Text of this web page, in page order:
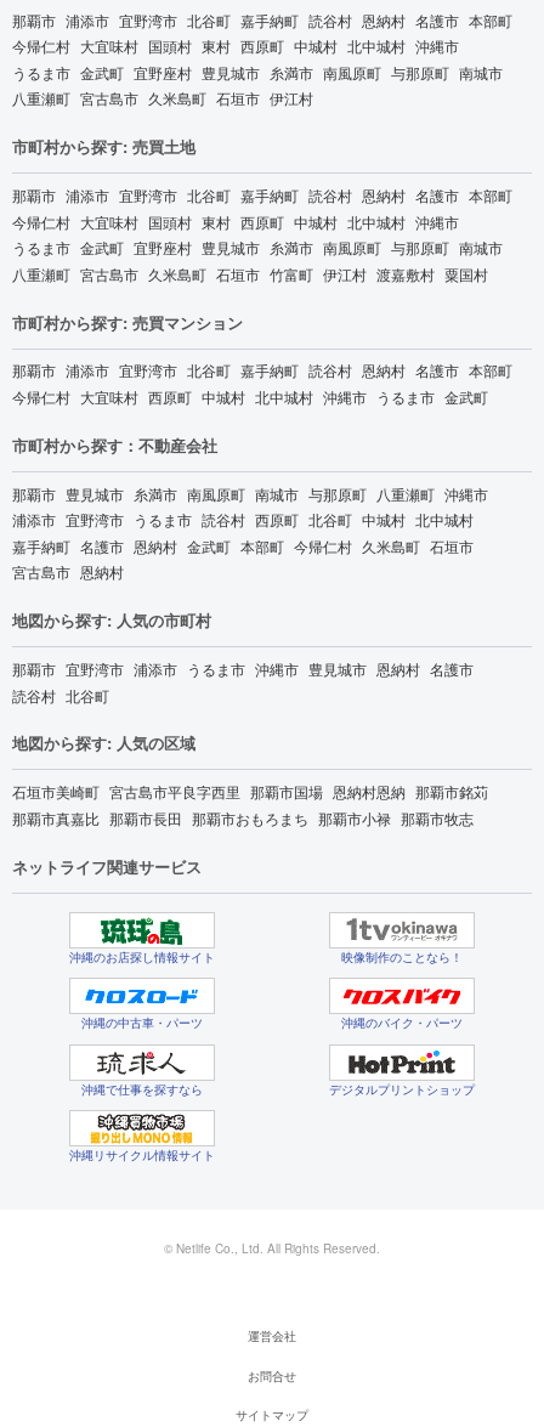
那覇市 浦添市 宜野湾市 北谷町 嘉手納町 読谷村 恩納村 名護市 本部町
今帰仁村 大宜味村 国頭村 東村 西原町 中城村 北中城村 沖縄市
うるま市 金武町 宜野座村 豊見城市 糸満市 南風原町 与那原町 南城市
八重瀬町 宮古島市 久米島町 石垣市 伊江村
市町村から探す: 売買土地
那覇市 浦添市 宜野湾市 北谷町 嘉手納町 読谷村 恩納村 名護市 本部町
今帰仁村 大宜味村 国頭村 東村 西原町 中城村 北中城村 沖縄市
うるま市 金武町 宜野座村 豊見城市 糸満市 南風原町 与那原町 南城市
八重瀬町 宮古島市 久米島町 石垣市 竹富町 伊江村 渡嘉敷村 粟国村
市町村から探す: 売買マンション
那覇市 浦添市 宜野湾市 北谷町 嘉手納町 読谷村 恩納村 名護市 本部町
今帰仁村 大宜味村 西原町 中城村 北中城村 沖縄市 うるま市 金武町
市町村から探す：不動産会社
那覇市 豊見城市 糸満市 南風原町 南城市 与那原町 八重瀬町 沖縄市
浦添市 宜野湾市 うるま市 読谷村 西原町 北谷町 中城村 北中城村
嘉手納町 名護市 恩納村 金武町 本部町 今帰仁村 久米島町 石垣市
宮古島市 恩納村
地図から探す: 人気の市町村
那覇市 宜野湾市 浦添市 うるま市 沖縄市 豊見城市 恩納村 名護市
読谷村 北谷町
地図から探す: 人気の区域
石垣市美崎町 宮古島市平良字西里 那覇市国場 恩納村恩納 那覇市銘苅
那覇市真嘉比 那覇市長田 那覇市おもろまち 那覇市小禄 那覇市牧志
ネットライフ関連サービス
沖縄のお店探し情報サイト 映像制作のことなら！
沖縄の中古車・パーツ 沖縄のバイク・パーツ
沖縄で仕事を探すなら デジタルプリントショップ
沖縄リサイクル情報サイト
© Netlife Co., Ltd. All Rights Reserved.
運営会社
お問合せ
サイトマップ